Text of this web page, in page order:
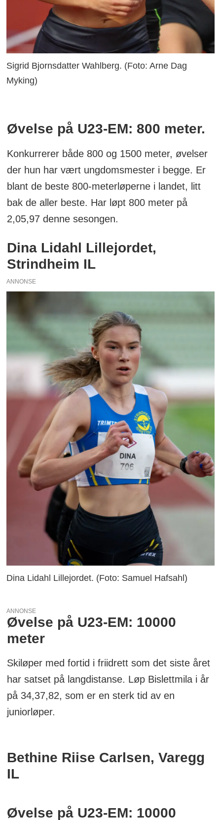
Sigrid Bjornsdatter Wahlberg. (Foto: Arne Dag
Myking)
Øvelse på U23-EM: 800 meter.
Konkurrerer både 800 og 1500 meter, øvelser
der hun har vært ungdomsmester i begge. Er
blant de beste 800-meterløperne i landet, litt
bak de aller beste. Har løpt 800 meter på
2,05,97 denne sesongen.
Dina Lidahl Lillejordet,
Strindheim IL
ANNONSE
Dina Lidahl Lillejordet. (Foto: Samuel Hafsahl)
ANNONSE
Øvelse på U23-EM: 10000
meter
Skiløper med fortid i friidrett som det siste året
har satset på langdistanse. Løp Bislettmila i år
på 34,37,82, som er en sterk tid av en
juniorløper.
Bethine Riise Carlsen, Varegg
IL
Øvelse på U23-EM: 10000